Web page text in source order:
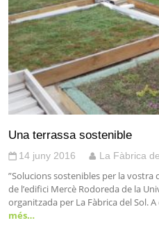
Una terrassa sostenible
14 juny 2016 La Fàbrica
”Solucions sostenibles per la
de l’edifici Mercè Rodoreda de la
organitzada per La Fàbrica del Sol. A
més…